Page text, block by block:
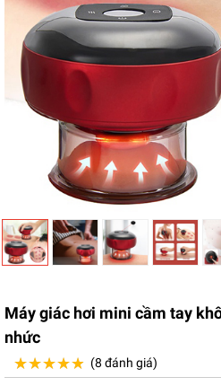
Máy giác hơi mini cầm tay
nhức
★★★★★
★★★★★ (8 đánh giá)